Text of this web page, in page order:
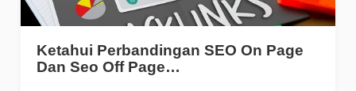
Ketahui Perbandingan SEO On Page
Dan Seo Off Page…